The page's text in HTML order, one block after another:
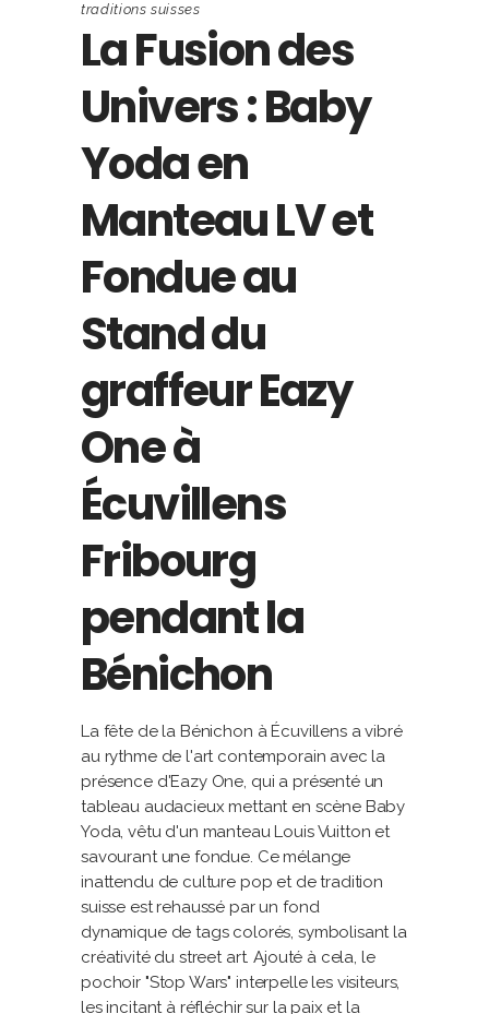
traditions suisses
La Fusion des
Univers : Baby
Yoda en
Manteau LV et
Fondue au
Stand du
graffeur Eazy
One à
Écuvillens
Fribourg
pendant la
Bénichon
La fête de la Bénichon à Écuvillens a vibré
au rythme de l'art contemporain avec la
présence d'Eazy One, qui a présenté un
tableau audacieux mettant en scène Baby
Yoda, vêtu d'un manteau Louis Vuitton et
savourant une fondue. Ce mélange
inattendu de culture pop et de tradition
suisse est rehaussé par un fond
dynamique de tags colorés, symbolisant la
créativité du street art. Ajouté à cela, le
pochoir "Stop Wars" interpelle les visiteurs,
les incitant à réfléchir sur la paix et la